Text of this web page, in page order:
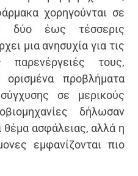
χορηγούνται σε
δύο έως τέσσερις
μια ανησυχία για τις
παρενέργειές τους,
προβλήματα
σε μερικούς
δήλωσαν
θέμα ασφάλειας, αλλά η
εμφανίζονται πιο